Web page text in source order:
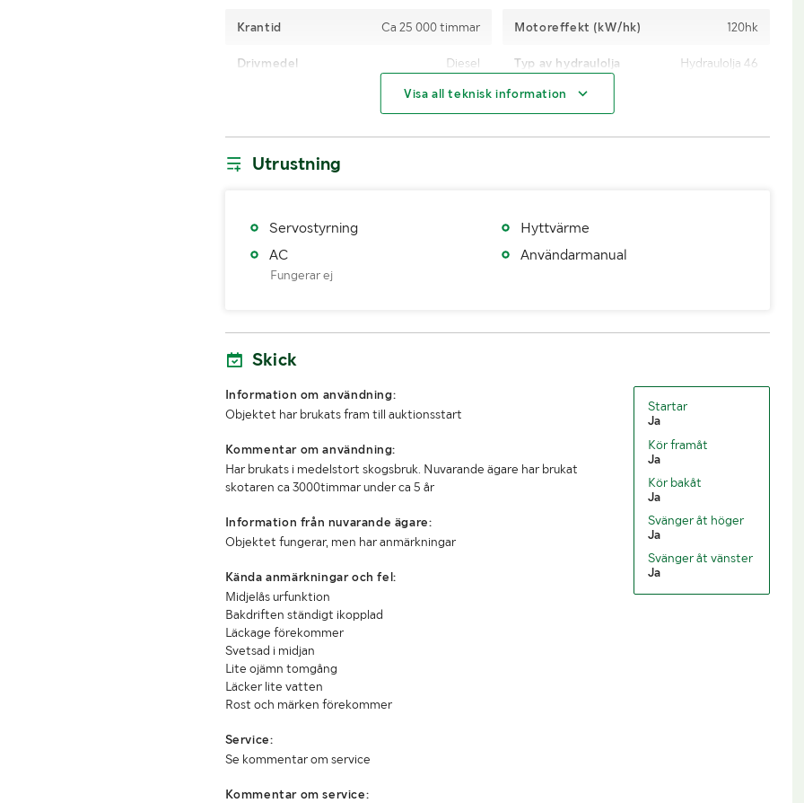
Krantid Ca 25 000 timmar Motoreffekt (kW/hk) 120hk
Drivmedel Diesel Typ av hydraulolja Hydraulolja 46
1 Antal drivande hjul
Däckdimensioner 600/55-26.5 Kran FMG 120 -1991
Räckvidd
MÅTT OCH VIKT:
Totalvikt (kg) Ca 20 000 Längd (mm) 9250mm
Bredd (mm)
Lastutrymmets längd
Visa all teknisk information
Utrustning
Servostyrning
AC
Fungerar ej
Hyttvärme
Användarmanual
Skick
Information om användning:
Objektet har brukats fram till auktionsstart
Kommentar om användning:
Har brukats i medelstort skogsbruk. Nuvarande ägare har brukat
skotaren ca 3000timmar under ca 5 år
Information från nuvarande ägare:
Objektet fungerar, men har anmärkningar
Kända anmärkningar och fel:
Midjelås urfunktion
Bakdriften ständigt ikopplad
Läckage förekommer
Svetsad i midjan
Lite ojämn tomgång
Läcker lite vatten
Rost och märken förekommer
Service:
Se kommentar om service
Kommentar om service:
Startar
Ja
Kör framåt
Ja
Kör bakåt
Ja
Svänger åt höger
Ja
Svänger åt vänster
Ja